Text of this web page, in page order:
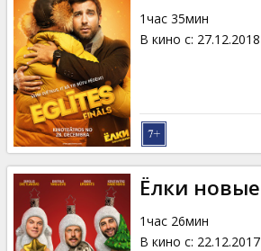
1час 35мин
В кино с: 27.12.2018
Ёлки новые
1час 26мин
В кино с: 22.12.2017